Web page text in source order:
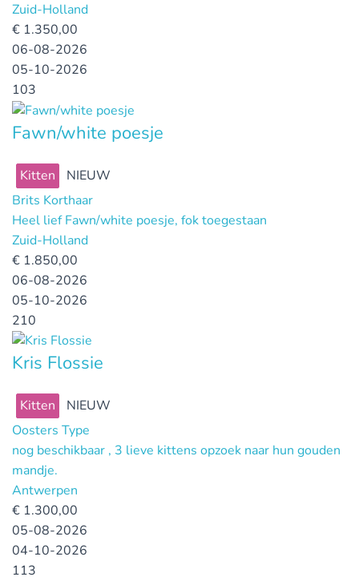
Zuid-Holland
€ 1.350,00
06-08-2026
05-10-2026
103
Fawn/white poesje
Kitten
NIEUW
Brits Korthaar
Heel lief Fawn/white poesje, fok toegestaan
Zuid-Holland
€ 1.850,00
06-08-2026
05-10-2026
210
Kris Flossie
Kitten
NIEUW
Oosters Type
nog beschikbaar , 3 lieve kittens opzoek naar hun gouden
mandje.
Antwerpen
€ 1.300,00
05-08-2026
04-10-2026
113